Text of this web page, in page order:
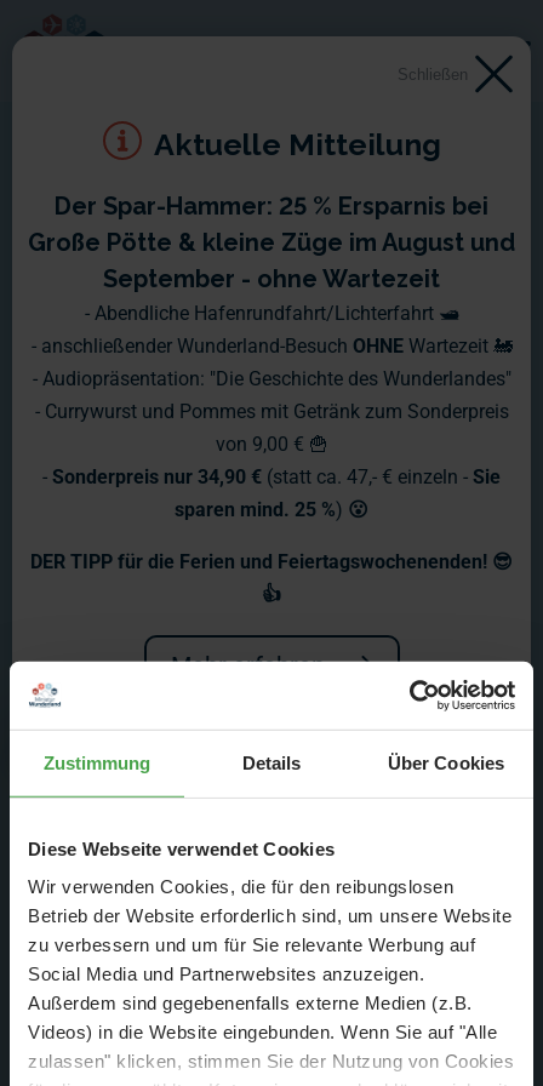
Zustimmung Details Über Cookies
Diese Webseite verwendet Cookies
Wir verwenden Cookies, die für den reibungslosen
Betrieb der Website erforderlich sind, um unsere Website
zu verbessern und um für Sie relevante Werbung auf
Social Media und Partnerwebsites anzuzeigen.
Außerdem sind gegebenenfalls externe Medien (z.B.
Videos) in die Website eingebunden. Wenn Sie auf "Alle
zulassen" klicken, stimmen Sie der Nutzung von Cookies
ntv: Miniatur Wunderland
Genießt eine spannende Doppelfolge
von Miniatur Wunderland XXL auf ntv!
Schließen
Aktuelle Mitteilung
Der Spar-Hammer: 25 % Ersparnis bei
Große Pötte & kleine Züge im August und
September - ohne Wartezeit
- Abendliche Hafenrundfahrt/Lichterfahrt 🛥️
- anschließender Wunderland-Besuch OHNE Wartezeit 🚂
- Audiopräsentation: "Die Geschichte des Wunderlandes"
- Currywurst und Pommes mit Getränk zum Sonderpreis
von 9,00 € 🍟
- Sonderpreis nur 34,90 € (statt ca. 47,- € einzeln - Sie
sparen mind. 25 %) 😮
DER TIPP für die Ferien und Feiertagswochenenden! 😎
👍
Mehr erfahren